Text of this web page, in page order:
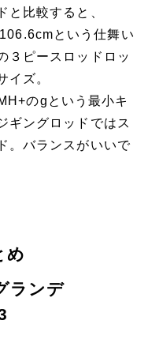
と比較すると、
という仕舞い
３ピースロッドロッ
イズ。
のgという最小キ
ギングロッドではス
。バランスがいいで
め
ランデ